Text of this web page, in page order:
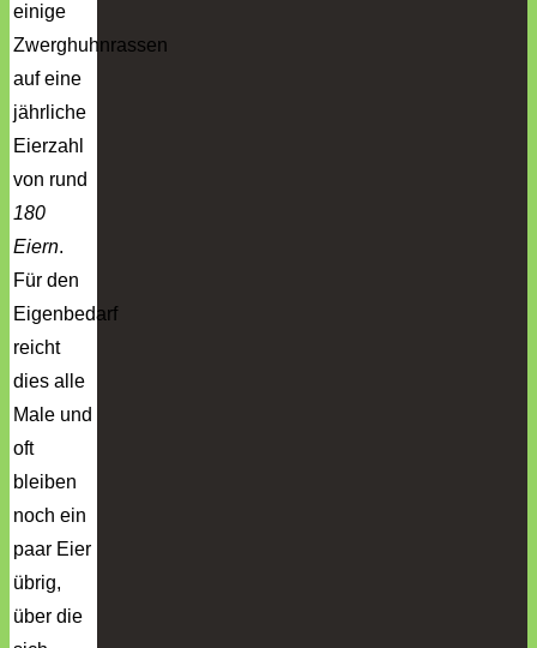
einige
Zwerghuhnrassen
auf eine
jährliche
Eierzahl
von rund
180
Eiern.
Für den
Eigenbedarf
reicht
dies alle
Male und
oft
bleiben
noch ein
paar Eier
übrig,
über die